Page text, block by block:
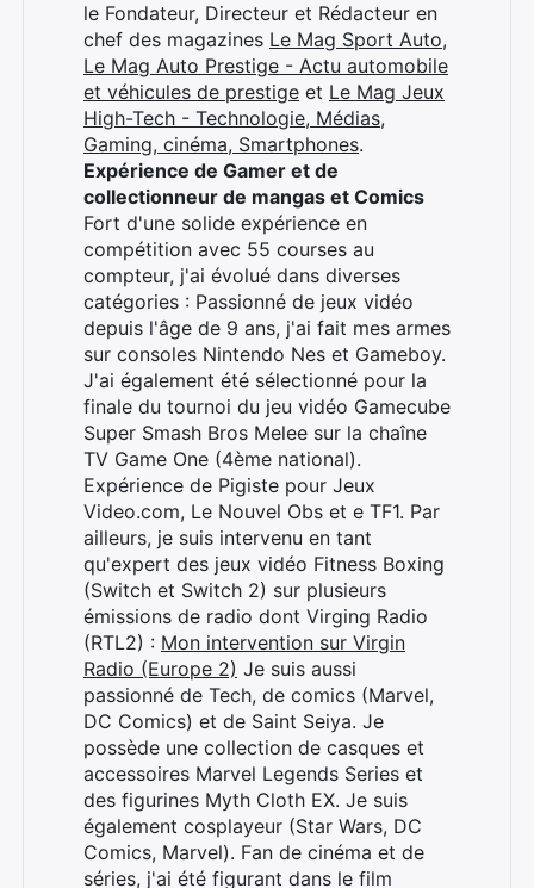
le Fondateur, Directeur et Rédacteur en
chef des magazines Le Mag Sport Auto,
Le Mag Auto Prestige - Actu automobile
et véhicules de prestige et Le Mag Jeux
High-Tech - Technologie, Médias,
Gaming, cinéma, Smartphones.
Expérience de Gamer et de
collectionneur de mangas et Comics
Fort d'une solide expérience en
compétition avec 55 courses au
compteur, j'ai évolué dans diverses
catégories : Passionné de jeux vidéo
depuis l'âge de 9 ans, j'ai fait mes armes
sur consoles Nintendo Nes et Gameboy.
J'ai également été sélectionné pour la
finale du tournoi du jeu vidéo Gamecube
Super Smash Bros Melee sur la chaîne
TV Game One (4ème national).
Expérience de Pigiste pour Jeux
Video.com, Le Nouvel Obs et e TF1. Par
ailleurs, je suis intervenu en tant
qu'expert des jeux vidéo Fitness Boxing
(Switch et Switch 2) sur plusieurs
émissions de radio dont Virging Radio
(RTL2) : Mon intervention sur Virgin
Radio (Europe 2) Je suis aussi
passionné de Tech, de comics (Marvel,
DC Comics) et de Saint Seiya. Je
possède une collection de casques et
accessoires Marvel Legends Series et
des figurines Myth Cloth EX. Je suis
également cosplayeur (Star Wars, DC
Comics, Marvel). Fan de cinéma et de
séries, j'ai été figurant dans le film